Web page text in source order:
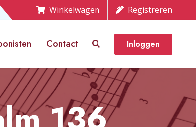
Winkelwagen Registreren
Contact Inloggen